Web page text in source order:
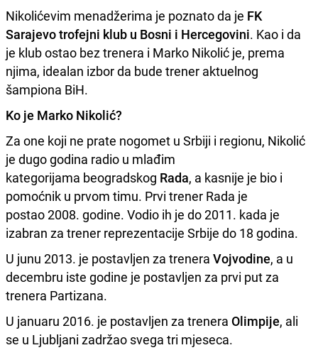
Nikolićevim menadžerima je poznato da je FK
Sarajevo trofejni klub u Bosni i Hercegovini. Kao i da
je klub ostao bez trenera i Marko Nikolić je, prema
njima, idealan izbor da bude trener aktuelnog
šampiona BiH.
Ko je Marko Nikolić?
Za one koji ne prate nogomet u Srbiji i regionu, Nikolić
je dugo godina radio u mlađim
kategorijama beogradskog Rada, a kasnije je bio i
pomoćnik u prvom timu. Prvi trener Rada je
postao 2008. godine. Vodio ih je do 2011. kada je
izabran za trener reprezentacije Srbije do 18 godina.
U junu 2013. je postavljen za trenera Vojvodine, a u
decembru iste godine je postavljen za prvi put za
trenera Partizana.
U januaru 2016. je postavljen za trenera Olimpije, ali
se u Ljubljani zadržao svega tri mjeseca.